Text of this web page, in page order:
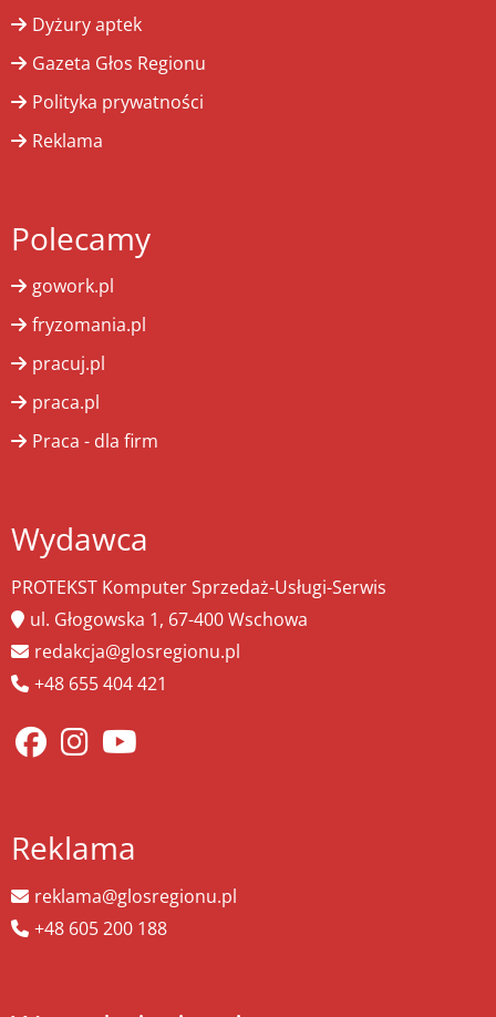
Dyżury aptek
Gazeta Głos Regionu
Polityka prywatności
Reklama
Polecamy
gowork.pl
fryzomania.pl
pracuj.pl
praca.pl
Praca - dla firm
Wydawca
PROTEKST Komputer Sprzedaż-Usługi-Serwis
ul. Głogowska 1, 67-400 Wschowa
redakcja@glosregionu.pl
+48 655 404 421
Reklama
reklama@glosregionu.pl
+48 605 200 188